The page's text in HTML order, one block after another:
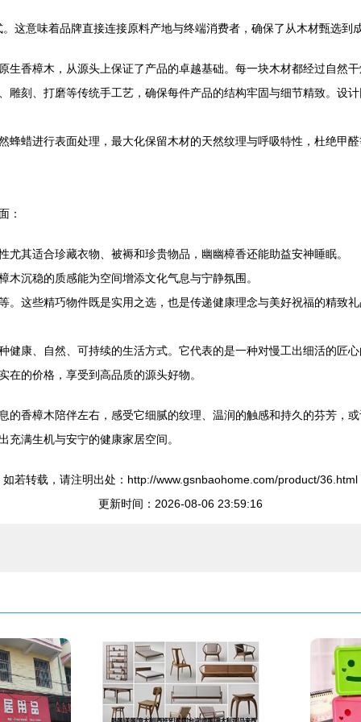
。这意味着品牌直接连接原料产地与终端消费者，确保了从木材甄选到
生香樟木，从源头上保证了产品的卓越基础。每一块木材都经过自然
雕刻、打磨等传统手工艺，确保每件产品的结构牢固与细节精致。设
蜂蜡进行表面处理，最大化保留木材的天然纹理与呼吸特性，杜绝甲
：
其适合珍藏衣物、被褥和珍贵物品，幽幽樟香还能助益安神睡眠。
沉稳的质感能为空间增添文化气息与宁静氛围。
。这些精巧物件既是实用之选，也是传递健康理念与美好祝福的精致
健康、自然、可持续的生活方式。它代表的是一种对慢工出细活的匠
的价格，享受到高品质的源头好物。
的香樟木陪伴左右，感受它细腻的纹理、温润的触感和持久的芬芳，
满生机与安宁的健康家居空间。
如若转载，请注明出处：http://www.gsnbaohome.com/product/36.html
更新时间：2026-08-06 23:59:16